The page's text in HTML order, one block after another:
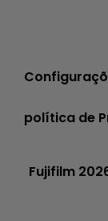
política de
Fujifilm